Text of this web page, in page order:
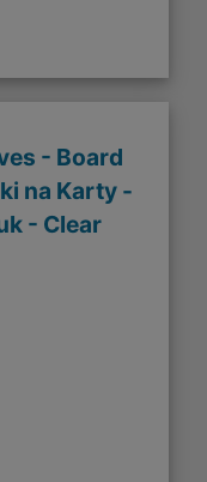
- Board
na Karty -
- Clear